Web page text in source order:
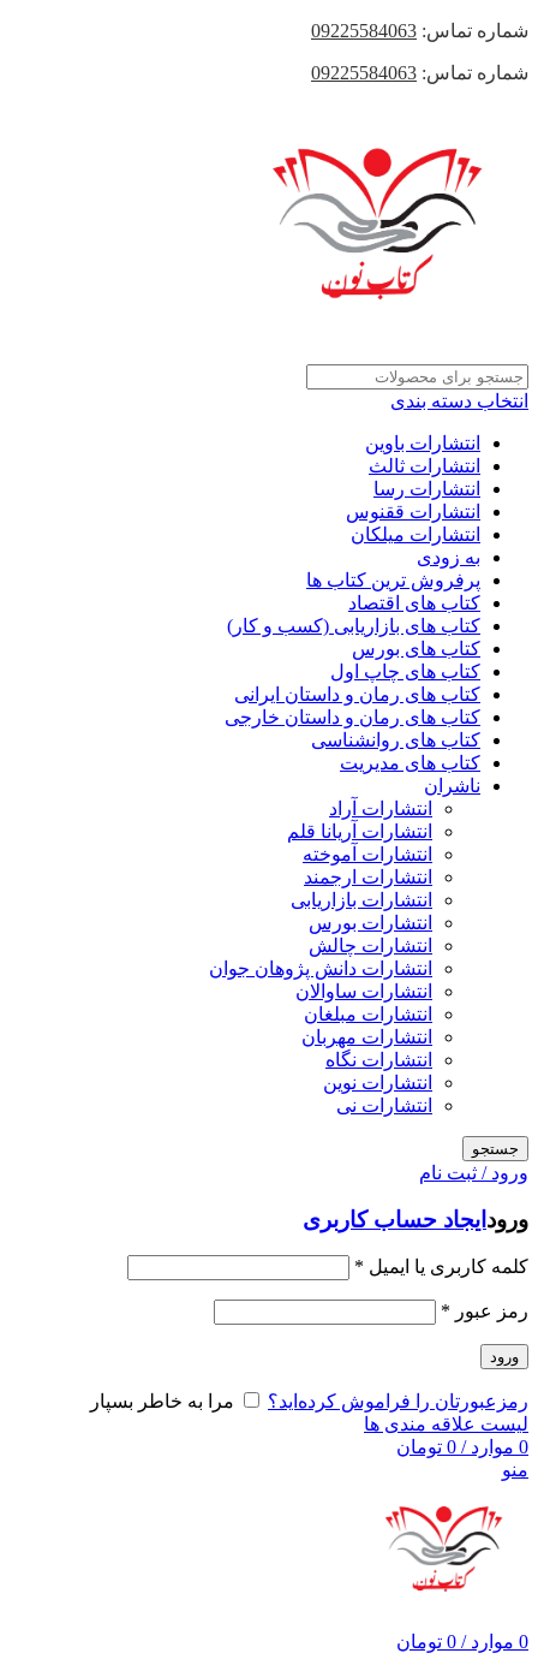
شماره تماس: 09225584063
شماره تماس: 09225584063
انتخاب دسته بندی
انتشارات باوین
انتشارات ثالث
انتشارات رسا
انتشارات ققنوس
انتشارات میلکان
به زودی
پرفروش ترین کتاب ها
کتاب های اقتصاد
کتاب های بازاریابی (کسب و کار)
کتاب های بورس
کتاب های چاپ اول
کتاب های رمان و داستان ایرانی
کتاب های رمان و داستان خارجی
کتاب های روانشناسی
کتاب های مدیریت
ناشران
انتشارات آراد
انتشارات آریانا قلم
انتشارات آموخته
انتشارات ارجمند
انتشارات بازاریابی
انتشارات بورس
انتشارات چالش
انتشارات دانش پژوهان جوان
انتشارات ساوالان
انتشارات مبلغان
انتشارات مهربان
انتشارات نگاه
انتشارات نوین
انتشارات نی
جستجو
ورود / ثبت نام
ورود ایجاد حساب کاربری
کلمه کاربری یا ایمیل *
رمز عبور *
ورود
رمزعبورتان را فراموش کرده‌اید؟
مرا به خاطر بسپار
لیست علاقه مندی ها
0 موارد /
0 تومان
منو
0 موارد /
0 تومان